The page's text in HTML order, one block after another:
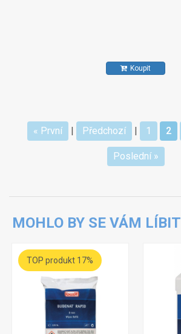
Koupit
« První | Předchozí | 1 2
Poslední »
MOHLO BY SE VÁM LÍBIT
TOP produkt 17%